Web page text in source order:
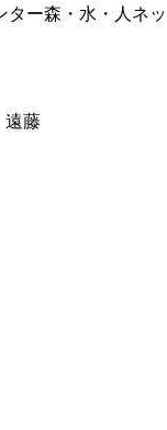
ター森・水・人
遠藤